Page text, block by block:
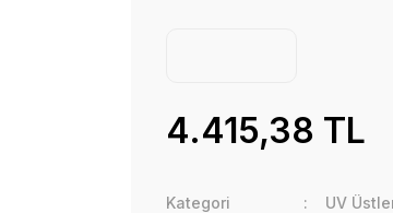
4.415,38 TL
Kategori UV